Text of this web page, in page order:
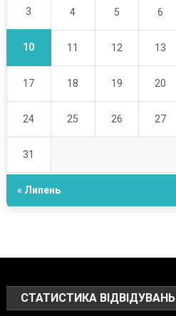
3 4 5 6
10 11 12 13
17 18 19 20
24 25 26 27
31
« Липень
СТАТИСТИКА ВІДВІДУВАНЬ